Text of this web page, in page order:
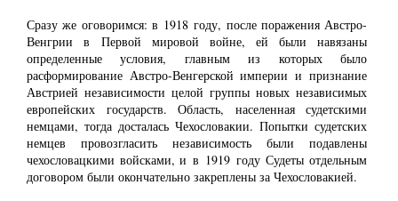
Сразу же оговоримся: в 1918 году, после поражения Австро-
Венгрии в Первой мировой войне, ей были навязаны
определенные условия, главным из которых было
расформирование Австро-Венгерской империи и признание
Австрией независимости целой группы новых независимых
европейских государств. Область, населенная судетскими
немцами, тогда досталась Чехословакии. Попытки судетских
немцев провозгласить независимость были подавлены
чехословацкими войсками, и в 1919 году Судеты отдельным
договором были окончательно закреплены за Чехословакией.